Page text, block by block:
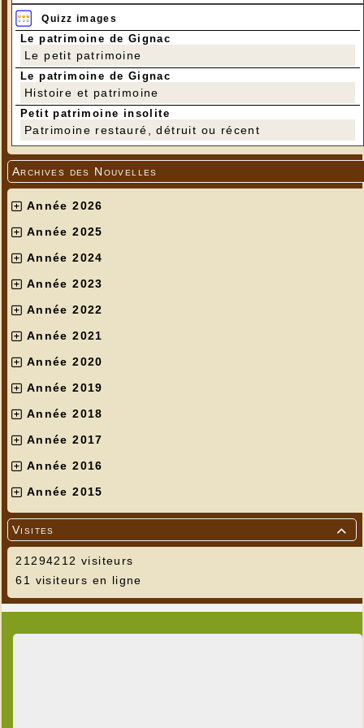
Quizz images
Le patrimoine de Gignac
Le petit patrimoine
Le patrimoine de Gignac
Histoire et patrimoine
Petit patrimoine insolite
Patrimoine restauré, détruit ou récent
Archives des Nouvelles
Année 2026
Année 2025
Année 2024
Année 2023
Année 2022
Année 2021
Année 2020
Année 2019
Année 2018
Année 2017
Année 2016
Année 2015

Visites
21294212 visiteurs
61 visiteurs en ligne